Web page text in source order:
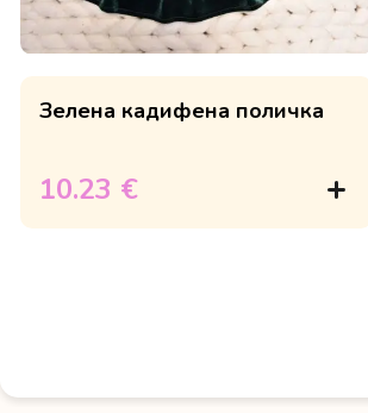
Зелена кадифена поличка
10.23 €